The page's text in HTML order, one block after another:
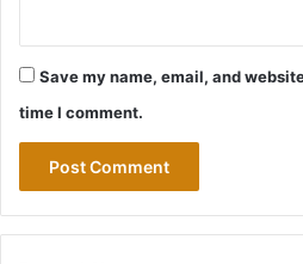
Save my name, email, and
time I comment.